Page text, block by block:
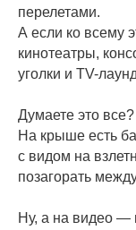
перелетами.
А если ко всему
кинотеатры,
уголки и TV-
Думаете это все?
На крыше есть
с видом на
позагорать
Ну, а на видео —